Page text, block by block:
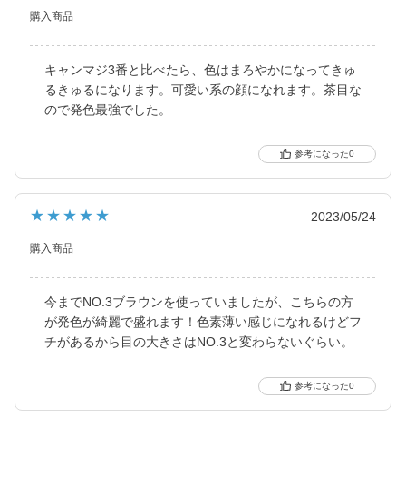
み出し続けています。
購入商品
キャンマジ3番と比べたら、色はまろやかになってきゅ
るきゅるになります。可愛い系の顔になれます。茶目な
ので発色最強でした。
0
★★★★★ 2023/05/24
購入商品
今までNO.3ブラウンを使っていましたが、こちらの方
が発色が綺麗で盛れます！色素薄い感じになれるけどフ
チがあるから目の大きさはNO.3と変わらないぐらい。
0